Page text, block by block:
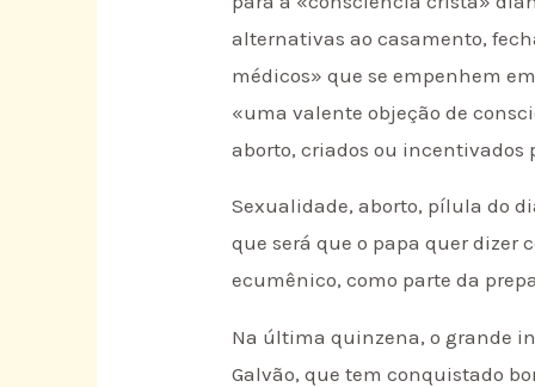
alternativas ao casamento,
médicos» que se empenhem
«uma valente objeção de
aborto, criados ou
Sexualidade, aborto, pílula do
que será que o papa quer dizer
ecumênico, como parte da
Na última quinzena, o grande
Galvão, que tem conquistado